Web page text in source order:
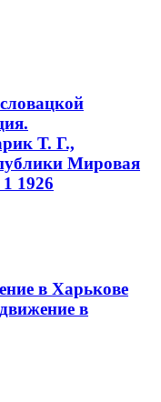
Т. Г.,
Мировая
1926
в Харькове
в